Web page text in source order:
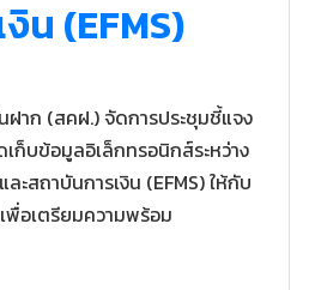
น (EFMS)
ก (สคฝ.) จัดการประชุมชี้แจง
เก็บข้อมูลอิเล็กทรอนิกส์ระหว่าง
ะสถาบันการเงิน (EFMS) ให้กับ
พื่อเตรียมความพร้อม